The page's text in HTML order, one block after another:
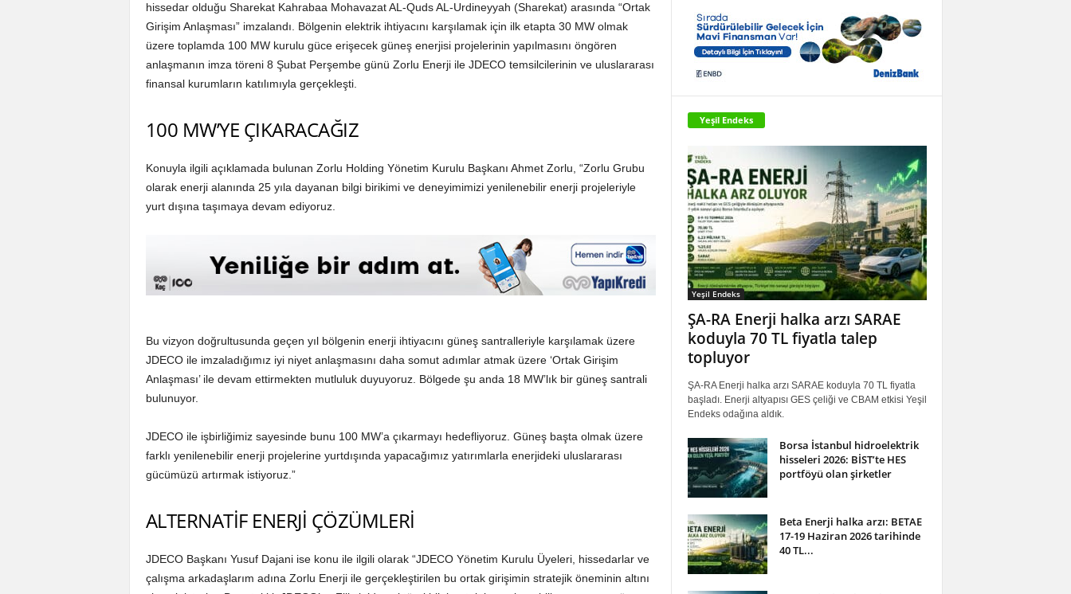
hissedar olduğu Sharekat Kahrabaa Mohavazat AL-Quds AL-Urdineyyah (Sharekat) arasında “Ortak
Girişim Anlaşması” imzalandı. Bölgenin elektrik ihtiyacını karşılamak için ilk etapta 30 MW olmak
üzere toplamda 100 MW kurulu güce erişecek güneş enerjisi projelerinin yapılmasını öngören
anlaşmanın imza töreni 8 Şubat Perşembe günü Zorlu Enerji ile JDECO temsilcilerinin ve uluslararası
finansal kurumların katılımıyla gerçekleşti.
100 MW’YE ÇIKARACAĞIZ
Konuyla ilgili açıklamada bulunan Zorlu Holding Yönetim Kurulu Başkanı Ahmet Zorlu, “Zorlu Grubu
olarak enerji alanında 25 yıla dayanan bilgi birikimi ve deneyimimizi yenilenebilir enerji projeleriyle
yurt dışına taşımaya devam ediyoruz.
Bu vizyon doğrultusunda geçen yıl bölgenin enerji ihtiyacını güneş santralleriyle karşılamak üzere
JDECO ile imzaladığımız iyi niyet anlaşmasını daha somut adımlar atmak üzere ‘Ortak Girişim
Anlaşması’ ile devam ettirmekten mutluluk duyuyoruz. Bölgede şu anda 18 MW’lık bir güneş santrali
bulunuyor.
JDECO ile işbirliğimiz sayesinde bunu 100 MW’a çıkarmayı hedefliyoruz. Güneş başta olmak üzere
farklı yenilenebilir enerji projelerine yurtdışında yapacağımız yatırımlarla enerjideki uluslararası
gücümüzü artırmak istiyoruz.”
ALTERNATİF ENERJİ ÇÖZÜMLERİ
JDECO Başkanı Yusuf Dajani ise konu ile ilgili olarak “JDECO Yönetim Kurulu Üyeleri, hissedarlar ve
çalışma arkadaşlarım adına Zorlu Enerji ile gerçekleştirilen bu ortak girişimin stratejik öneminin altını
Yeşil Endeks
Yeşil Endeks
ŞA-RA Enerji halka arzı SARAE
koduyla 70 TL fiyatla talep
topluyor
ŞA-RA Enerji halka arzı SARAE koduyla 70 TL fiyatla
başladı. Enerji altyapısı GES çeliği ve CBAM etkisi Yeşil
Endeks odağına aldık.
Borsa İstanbul hidroelektrik
hisseleri 2026: BİST’te HES
portföyü olan şirketler
Beta Enerji halka arzı: BETAE
17-19 Haziran 2026 tarihinde
40 TL...